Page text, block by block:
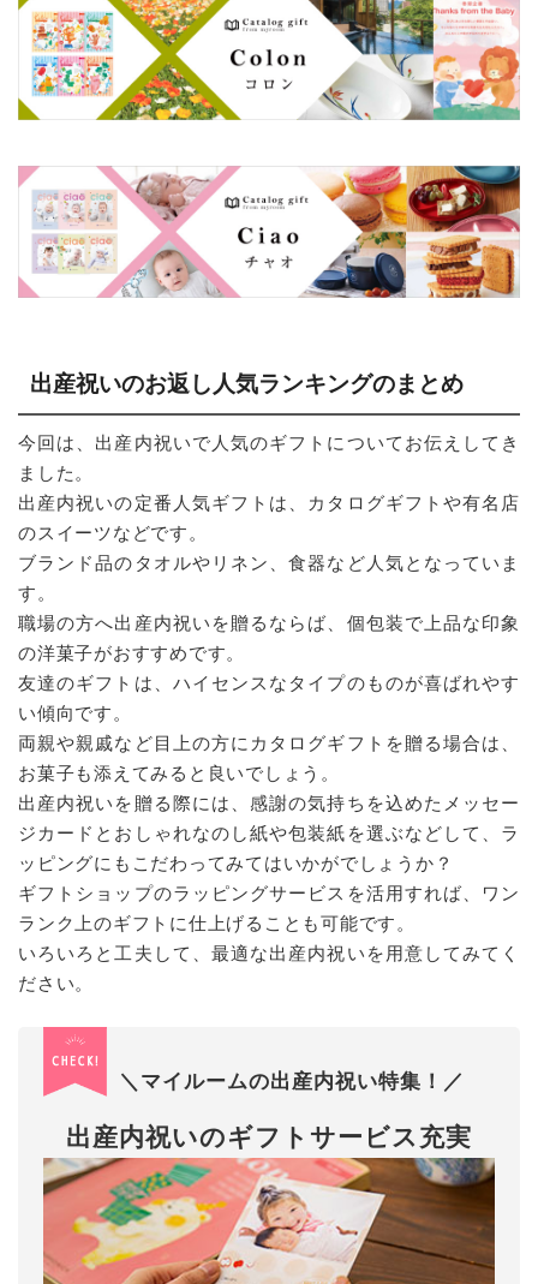
出産祝いのお返し人気ランキングのまとめ
今回は、出産内祝いで人気のギフトについてお伝えしてき
ました。
出産内祝いの定番人気ギフトは、カタログギフトや有名店
のスイーツなどです。
ブランド品のタオルやリネン、食器など人気となっていま
す。
職場の方へ出産内祝いを贈るならば、個包装で上品な印象
の洋菓子がおすすめです。
友達のギフトは、ハイセンスなタイプのものが喜ばれやす
い傾向です。
両親や親戚など目上の方にカタログギフトを贈る場合は、
お菓子も添えてみると良いでしょう。
出産内祝いを贈る際には、感謝の気持ちを込めたメッセー
ジカードとおしゃれなのし紙や包装紙を選ぶなどして、ラ
ッピングにもこだわってみてはいかがでしょうか？
ギフトショップのラッピングサービスを活用すれば、ワン
ランク上のギフトに仕上げることも可能です。
いろいろと工夫して、最適な出産内祝いを用意してみてく
ださい。
＼マイルームの出産内祝い特集！／
出産内祝いのギフトサービス充実